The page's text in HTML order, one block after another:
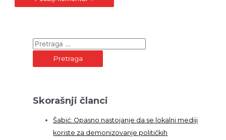
P
e
Skorašnji članci
Šabić: Opasno nastojanje da se lokalni mediji
koriste za demonizovanje političkih